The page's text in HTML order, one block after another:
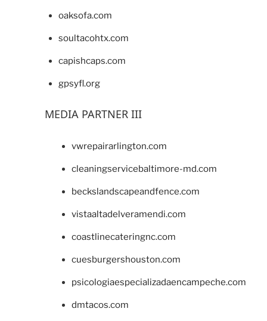
oaksofa.com
soultacohtx.com
capishcaps.com
gpsyfl.org
MEDIA PARTNER III
vwrepairarlington.com
cleaningservicebaltimore-md.com
beckslandscapeandfence.com
vistaaltadelveramendi.com
coastlinecateringnc.com
cuesburgershouston.com
psicologiaespecializadaencampeche.com
dmtacos.com